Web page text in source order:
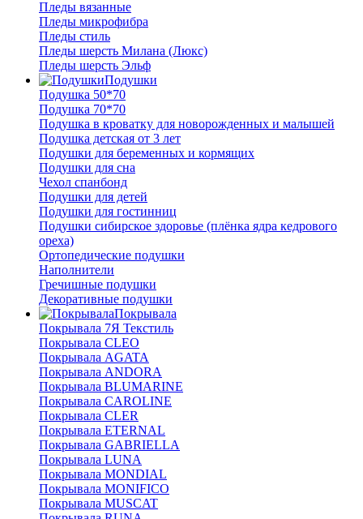
Пледы вязанные
Пледы микрофибра
Пледы стиль
Пледы шерсть Милана (Люкс)
Пледы шерсть Эльф
Подушки
Подушка 50*70
Подушка 70*70
Подушка в кроватку для новорожденных и малышей
Подушка детская от 3 лет
Подушки для беременных и кормящих
Подушки для сна
Чехол спанбонд
Подушки для детей
Подушки для гостинниц
Подушки сибирское здоровье (плёнка ядра кедрового
ореха)
Ортопедические подушки
Наполнители
Гречишные подушки
Декоративные подушки
Покрывала
Покрывала 7Я Текстиль
Покрывала CLEO
Покрывала AGATA
Покрывала ANDORA
Покрывала BLUMARINE
Покрывала CAROLINE
Покрывала CLER
Покрывала ETERNAL
Покрывала GABRIELLA
Покрывала LUNA
Покрывала MONDIAL
Покрывала MONIFICO
Покрывала MUSCAT